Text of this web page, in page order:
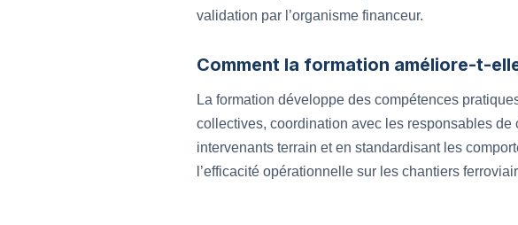
validation par l’organisme financeur.
Comment la formation améliore-t-
La formation développe des compétences
collectives, coordination avec les responsables
intervenants terrain et en standardisant les
l’efficacité opérationnelle sur les chantiers